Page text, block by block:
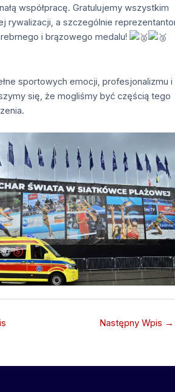
współpracę. Gratulujemy wszystkim
rywalizacji, a szczególnie
i brązowego medalu!
sportowych emocji, profesjonalizmu i
się, że mogliśmy być częścią tego
Następny Wpis →